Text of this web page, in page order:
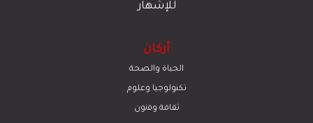
للإشهار
أركان
الحياة والصحة
تكنولوجيا وعلوم
ﺛﻘﺎﻓﺔ وﻓﻧون